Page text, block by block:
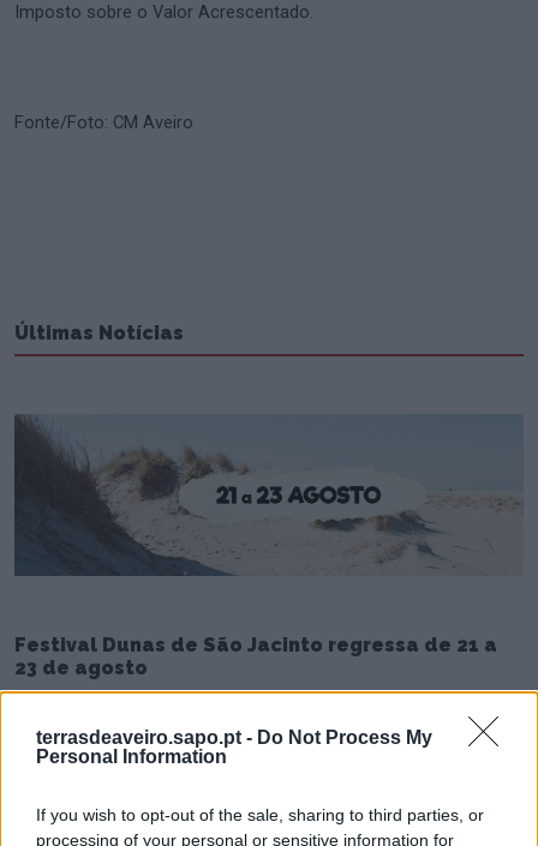
terrasdeaveiro.sapo.pt - Do Not Process My
Personal Information
If you wish to opt-out of the sale, sharing to third parties, or
processing of your personal or sensitive information for
Imposto sobre o Valor Acrescentado.
Fonte/Foto: CM Aveiro
Últimas Notícias
Festival Dunas de São Jacinto regressa de 21 a
23 de agosto
6/08/2026